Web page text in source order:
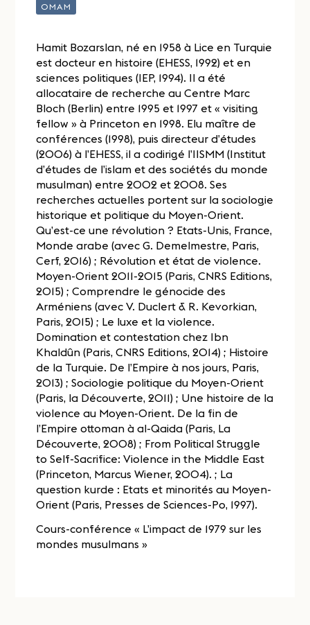
OMAM
Hamit Bozarslan, né en 1958 à Lice en Turquie
est docteur en histoire (EHESS, 1992) et en
sciences politiques (IEP, 1994). Il a été
allocataire de recherche au Centre Marc
Bloch (Berlin) entre 1995 et 1997 et « visiting
fellow » à Princeton en 1998. Elu maître de
conférences (1998), puis directeur d’études
(2006) à l’EHESS, il a codirigé l’IISMM (Institut
d’études de l’islam et des sociétés du monde
musulman) entre 2002 et 2008. Ses
recherches actuelles portent sur la sociologie
historique et politique du Moyen-Orient.
Qu’est-ce une révolution ? Etats-Unis, France,
Monde arabe (avec G. Demelmestre, Paris,
Cerf, 2016) ; Révolution et état de violence.
Moyen-Orient 2011-2015 (Paris, CNRS Editions,
2015) ; Comprendre le génocide des
Arméniens (avec V. Duclert & R. Kevorkian,
Paris, 2015) ; Le luxe et la violence.
Domination et contestation chez Ibn
Khaldûn (Paris, CNRS Editions, 2014) ; Histoire
de la Turquie. De l’Empire à nos jours, Paris,
2013) ; Sociologie politique du Moyen-Orient
(Paris, la Découverte, 2011) ; Une histoire de la
violence au Moyen-Orient. De la fin de
l’Empire ottoman à al-Qaida (Paris, La
Découverte, 2008) ; From Political Struggle
to Self-Sacrifice: Violence in the Middle East
(Princeton, Marcus Wiener, 2004). ; La
question kurde : Etats et minorités au Moyen-
Orient (Paris, Presses de Sciences-Po, 1997).
Cours-conférence « L’impact de 1979 sur les
mondes musulmans »